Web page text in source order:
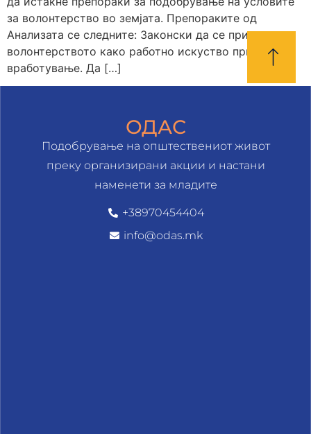
за волонтерство во земјата. Препораките од
Анализата се следните: Законски да се признае
волонтерството како работно искуство при
вработување. Да […]
ОДАС
Подобрување на општествениот живот
преку организирани акции и настани
наменети за младите
+38970454404
info@odas.mk